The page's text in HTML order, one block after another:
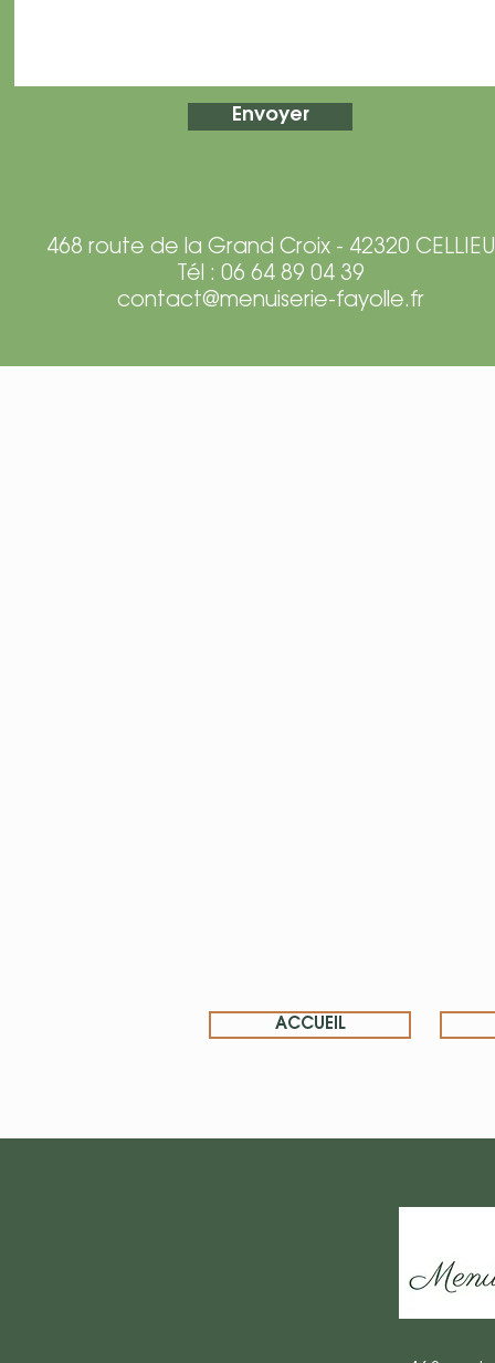
Envoyer
468 route de la Grand Croix - 42320 CELLIEU
Tél : 06 64 89 04 39
contact@menuiserie-fayolle.fr
ACCUEIL